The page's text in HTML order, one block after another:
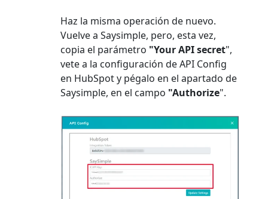
Haz la misma operación de nuevo.
Vuelve a Saysimple, pero, esta vez,
copia el parámetro "Your API secret",
vete a la configuración de API Config
en HubSpot y pégalo en el apartado de
Saysimple, en el campo "Authorize".